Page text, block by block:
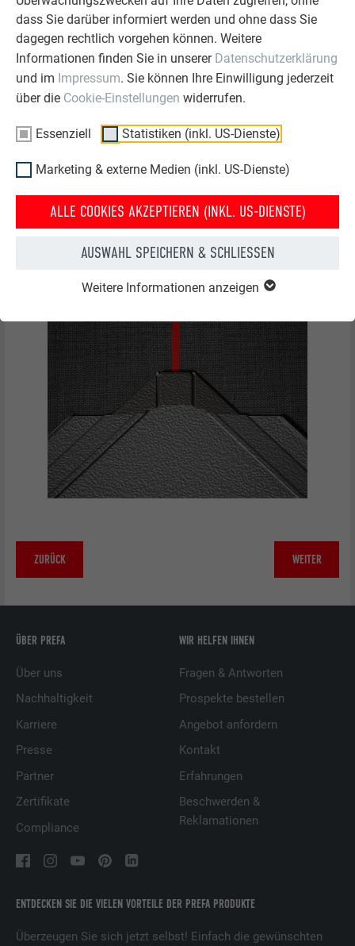
dass Sie darüber informiert werden und ohne dass Sie
dagegen rechtlich vorgehen können. Weitere
Informationen finden Sie in unserer Datenschutzerklärung
und im Impressum. Sie können Ihre Einwilligung jederzeit
über die Cookie-Einstellungen widerrufen.
Essenziell Statistiken (inkl. US-Dienste)
Marketing & externe Medien (inkl. US-Dienste)
ALLE COOKIES AKZEPTIEREN (INKL. US-DIENSTE)
AUSWAHL SPEICHERN & SCHLIESSEN
Weitere Informationen anzeigen
ZURÜCK WEITER
ENTDECKEN SIE DIE VIELEN VORTEILE DER PREFA PRODUKTE
Überzeugen Sie sich jetzt selbst! Einfach die gewünschten
ÜBER PREFA
Über uns
Nachhaltigkeit
Karriere
Presse
Partner
Zertifikate
Compliance
WIR HELFEN IHNEN
Fragen & Antworten
Prospekte bestellen
Angebot anfordern
Kontakt
Erfahrungen
Beschwerden &
Reklamationen